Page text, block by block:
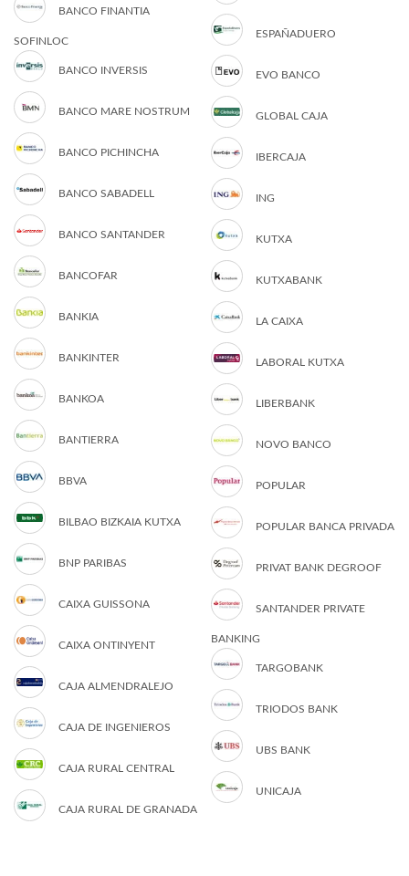
BANCO FINANTIA
SOFINLOC
BANCO INVERSIS
BANCO MARE NOSTRUM
BANCO PICHINCHA
BANCO SABADELL
BANCO SANTANDER
BANCOFAR
BANKIA
BANKINTER
BANKOA
BANTIERRA
BBVA
BILBAO BIZKAIA KUTXA
BNP PARIBAS
CAIXA GUISSONA
CAIXA ONTINYENT
CAJA ALMENDRALEJO
CAJA DE INGENIEROS
CAJA RURAL CENTRAL
CAJA RURAL DE GRANADA
ESPAÑADUERO
EVO BANCO
GLOBAL CAJA
IBERCAJA
ING
KUTXA
KUTXABANK
LA CAIXA
LABORAL KUTXA
LIBERBANK
NOVO BANCO
POPULAR
POPULAR BANCA PRIVADA
PRIVAT BANK DEGROOF
SANTANDER PRIVATE
BANKING
TARGOBANK
TRIODOS BANK
UBS BANK
UNICAJA